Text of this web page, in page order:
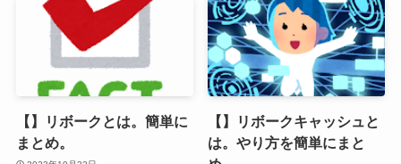
【】リボークとは。簡単に
まとめ。
【】リボークキャッシュと
は。やり方を簡単にまと